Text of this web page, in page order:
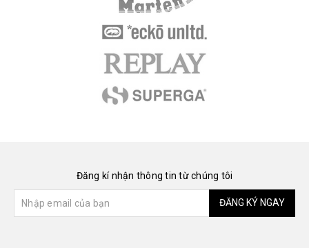
Đăng kí nhận thông tin từ chúng tôi
ĐĂNG KÝ NGAY